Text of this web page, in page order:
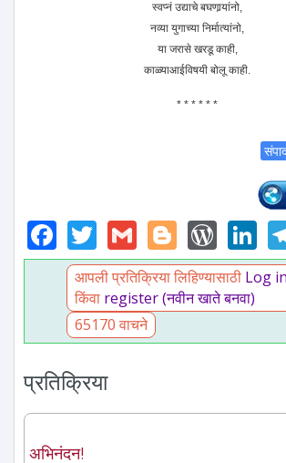
स्वप्नं उद्याचे बघणार्‍यांनो,
नव्या युगाच्या निर्मात्यांनो,
या जरासे खरडू काही,
काळ्याआईविषयी बोलू काही.
* * * * * *
Facebook
Twitter
GmailBlogger
आपली प्रतिक्रिया लिहिण्यासाठी Log
किंवा register (नवीन खाते बनवा)
65170 वाचने
प्रतिक्रिया
अभिनंदन!